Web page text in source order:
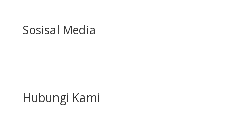
Sosisal Media
Hubungi Kami